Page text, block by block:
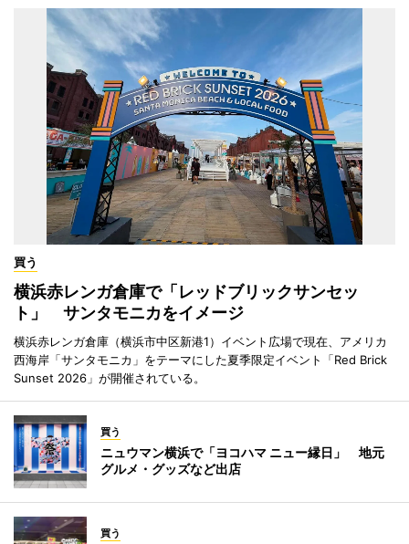
買う
横浜赤レンガ倉庫で「レッドブリックサンセッ
ト」 サンタモニカをイメージ
横浜赤レンガ倉庫（横浜市中区新港1）イベント広場で現在、アメリカ
西海岸「サンタモニカ」をテーマにした夏季限定イベント「Red Brick
Sunset 2026」が開催されている。
買う
ニュウマン横浜で「ヨコハマ ニュー縁日」 地元
グルメ・グッズなど出店
買う